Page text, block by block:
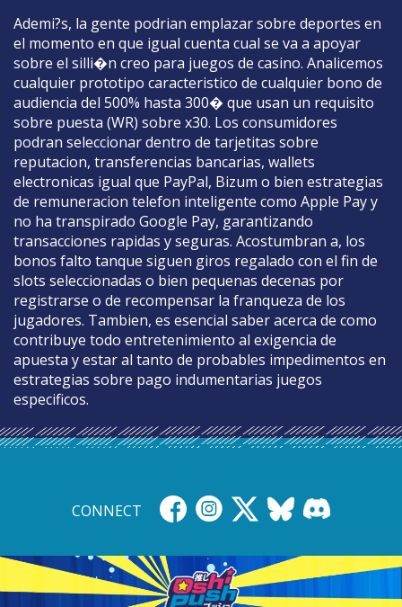
Ademi?s, la gente podrian emplazar sobre deportes en
el momento en que igual cuenta cual se va a apoyar
sobre el silli�n creo para juegos de casino. Analicemos
cualquier prototipo caracteristico de cualquier bono de
audiencia del 500% hasta 300� que usan un requisito
sobre puesta (WR) sobre x30. Los consumidores
podran seleccionar dentro de tarjetitas sobre
reputacion, transferencias bancarias, wallets
electronicas igual que PayPal, Bizum o bien estrategias
de remuneracion telefon inteligente como Apple Pay y
no ha transpirado Google Pay, garantizando
transacciones rapidas y seguras. Acostumbran a, los
bonos falto tanque siguen giros regalado con el fin de
slots seleccionadas o bien pequenas decenas por
registrarse o de recompensar la franqueza de los
jugadores. Tambien, es esencial saber acerca de como
contribuye todo entretenimiento al exigencia de
apuesta y estar al tanto de probables impedimentos en
estrategias sobre pago indumentarias juegos
especificos.
CONNECT